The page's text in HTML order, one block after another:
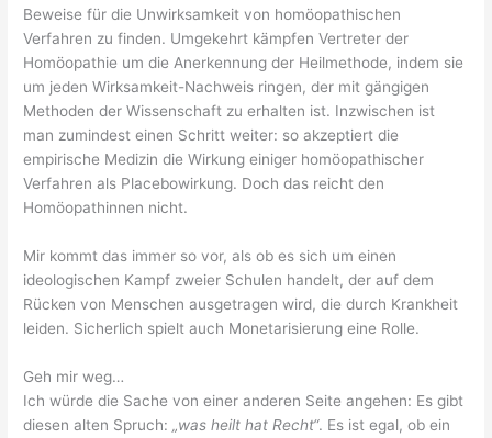
Beweise für die Unwirksamkeit von homöopathischen
Verfahren zu finden. Umgekehrt kämpfen Vertreter der
Homöopathie um die Anerkennung der Heilmethode, indem sie
um jeden Wirksamkeit-Nachweis ringen, der mit gängigen
Methoden der Wissenschaft zu erhalten ist. Inzwischen ist
man zumindest einen Schritt weiter: so akzeptiert die
empirische Medizin die Wirkung einiger homöopathischer
Verfahren als Placebowirkung. Doch das reicht den
Homöopathinnen nicht.
Mir kommt das immer so vor, als ob es sich um einen
ideologischen Kampf zweier Schulen handelt, der auf dem
Rücken von Menschen ausgetragen wird, die durch Krankheit
leiden. Sicherlich spielt auch Monetarisierung eine Rolle.
Geh mir weg…
Ich würde die Sache von einer anderen Seite angehen: Es gibt
diesen alten Spruch: „was heilt hat Recht“. Es ist egal, ob ein